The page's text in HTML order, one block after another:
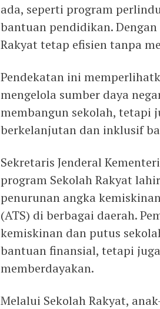
ada, seperti program
bantuan pendidikan.
Rakyat tetap efisien tanpa
Pendekatan ini
mengelola sumber daya
membangun sekolah, tetapi
berkelanjutan dan inklusif
Sekretaris Jenderal
program Sekolah Rakyat
penurunan angka
(ATS) di berbagai daerah.
kemiskinan dan putus
bantuan finansial, tetapi
memberdayakan.
Melalui Sekolah Rakyat,